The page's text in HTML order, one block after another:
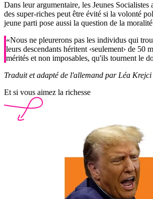
Dans leur argumentaire, les Jeunes Socialistes
des super-riches peut être évité si la volonté
jeune parti pose aussi la question de la
«Nous ne pleurerons pas les individus qui
leurs descendants héritent ‹seulement› de 50
mérités et non imposables, qu'ils tournent le
Traduit et adapté de l'allemand par Léa Krejci
Et si vous aimez la richesse